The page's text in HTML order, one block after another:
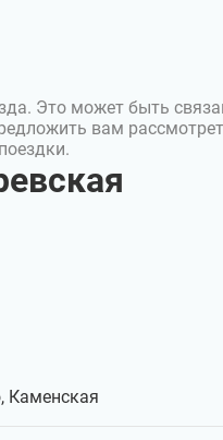
Это может быть
вам
Каменская